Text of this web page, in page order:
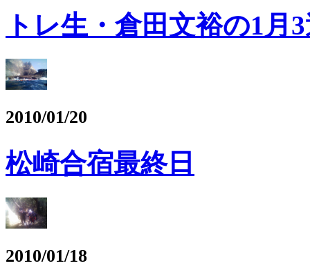
トレ生・倉田文裕の1
2010/01/20
松崎合宿最終日
2010/01/18